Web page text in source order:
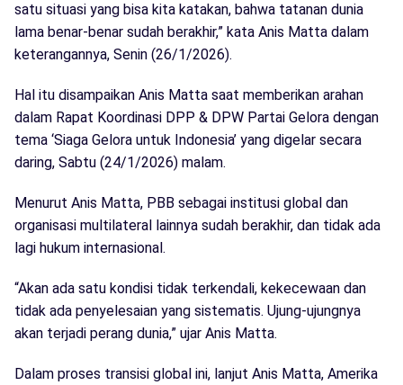
satu situasi yang bisa kita katakan, bahwa tatanan dunia
lama benar-benar sudah berakhir,” kata Anis Matta dalam
keterangannya, Senin (26/1/2026).
Hal itu disampaikan Anis Matta saat memberikan arahan
dalam Rapat Koordinasi DPP & DPW Partai Gelora dengan
tema ‘Siaga Gelora untuk Indonesia’ yang digelar secara
daring, Sabtu (24/1/2026) malam.
Menurut Anis Matta, PBB sebagai institusi global dan
organisasi multilateral lainnya sudah berakhir, dan tidak ada
lagi hukum internasional.
“Akan ada satu kondisi tidak terkendali, kekecewaan dan
tidak ada penyelesaian yang sistematis. Ujung-ujungnya
akan terjadi perang dunia,” ujar Anis Matta.
Dalam proses transisi global ini, lanjut Anis Matta, Amerika